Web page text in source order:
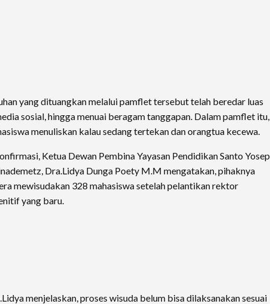
yang dituangkan melalui pamflet tersebut telah beredar luas
sosial, hingga menuai beragam tanggapan. Dalam pamflet itu,
menuliskan kalau sedang tertekan dan orangtua kecewa.
Ketua Dewan Pembina Yayasan Pendidikan Santo Yosep
Dra.Lidya Dunga Poety M.M mengatakan, pihaknya
mewisudakan 328 mahasiswa setelah pelantikan rektor
yang baru.
menjelaskan, proses wisuda belum bisa dilaksanakan sesuai